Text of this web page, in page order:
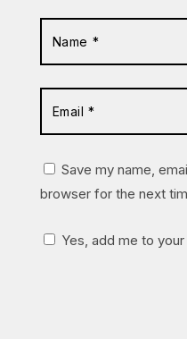
Save my name,
browser for the next
Yes, add me to